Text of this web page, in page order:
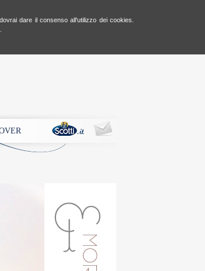
dare il consenso all'utilizzo dei cookies.